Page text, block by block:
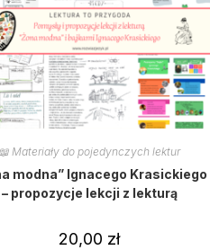
📖 Materiały do pojedynczych lektur
modna” Ignacego Krasickiego
– propozycje lekcji z lekturą
20,00 zł